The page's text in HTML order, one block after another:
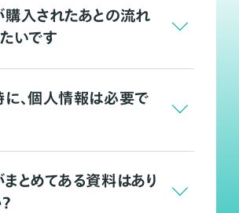
入されたあとの流れ
いです
、個人情報は必要で
とめてある資料はあり